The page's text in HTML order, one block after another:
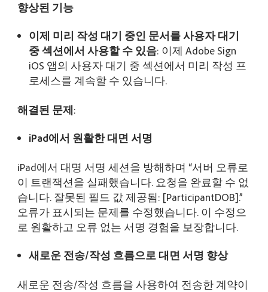
향상된 기능
이제 미리 작성 대기 중인 문서를 사용자 대기
중 섹션에서 사용할 수 있음: 이제 Adobe Sign
iOS 앱의 사용자 대기 중 섹션에서 미리 작성 프
로세스를 계속할 수 있습니다.
해결된 문제:
iPad에서 원활한 대면 서명
iPad에서 대명 서명 세션을 방해하며 “서버 오류로
이 트랜잭션을 실패했습니다. 요청을 완료할 수 없
습니다. 잘못된 필드 값 제공됨: [ParticipantDOB].”
오류가 표시되는 문제를 수정했습니다. 이 수정으
로 원활하고 오류 없는 서명 경험을 보장합니다.
새로운 전송/작성 흐름으로 대면 서명 향상
새로운 전송/작성 흐름을 사용하여 전송한 계약이